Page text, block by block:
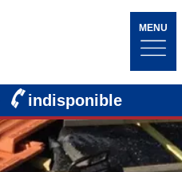
MENU
indisponible